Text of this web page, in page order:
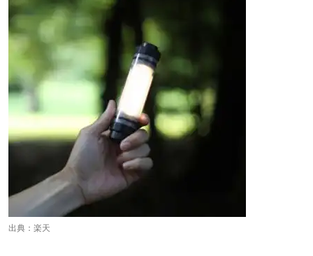
出典： 楽天